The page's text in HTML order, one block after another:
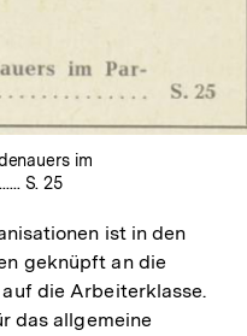
im
S. 25
ist in den
geknüpft an die
die Arbeiterklasse.
das allgemeine